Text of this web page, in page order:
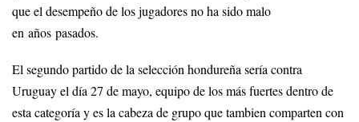
que el desempeño de los jugadores no ha sido malo
en años pasados.
El segundo partido de la selección hondureña sería contra
Uruguay el día 27 de mayo, equipo de los más fuertes dentro de
esta categoría y es la cabeza de grupo que tambien comparten con